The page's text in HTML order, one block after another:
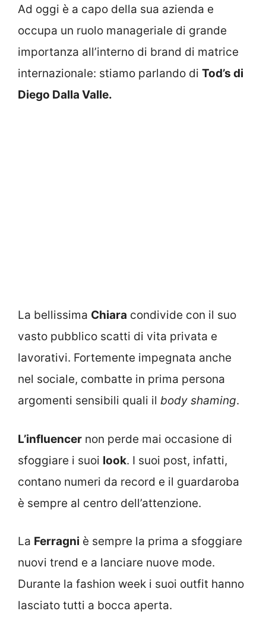
Ad oggi è a capo della sua azienda e
occupa un ruolo manageriale di grande
importanza all’interno di brand di matrice
internazionale: stiamo parlando di Tod’s di
Diego Dalla Valle.
La bellissima Chiara condivide con il suo
vasto pubblico scatti di vita privata e
lavorativi. Fortemente impegnata anche
nel sociale, combatte in prima persona
argomenti sensibili quali il body shaming.
L’influencer non perde mai occasione di
sfoggiare i suoi look. I suoi post, infatti,
contano numeri da record e il guardaroba
è sempre al centro dell’attenzione.
La Ferragni è sempre la prima a sfoggiare
nuovi trend e a lanciare nuove mode.
Durante la fashion week i suoi outfit hanno
lasciato tutti a bocca aperta.